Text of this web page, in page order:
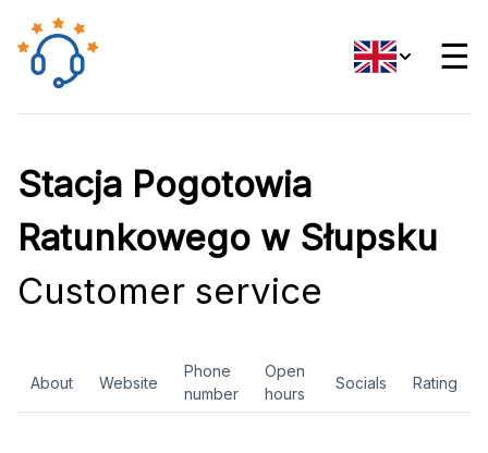
☰
Stacja Pogotowia
Ratunkowego w Słupsku
Customer service
About Website
Phone
number
Open
hours
Socials Rating